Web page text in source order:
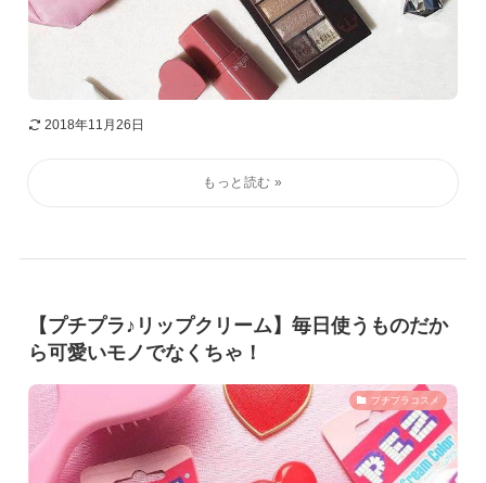
2018年11月26日
【プチプラ♪リップクリーム】毎日使うものだか
ら可愛いモノでなくちゃ！
プチプラコスメ